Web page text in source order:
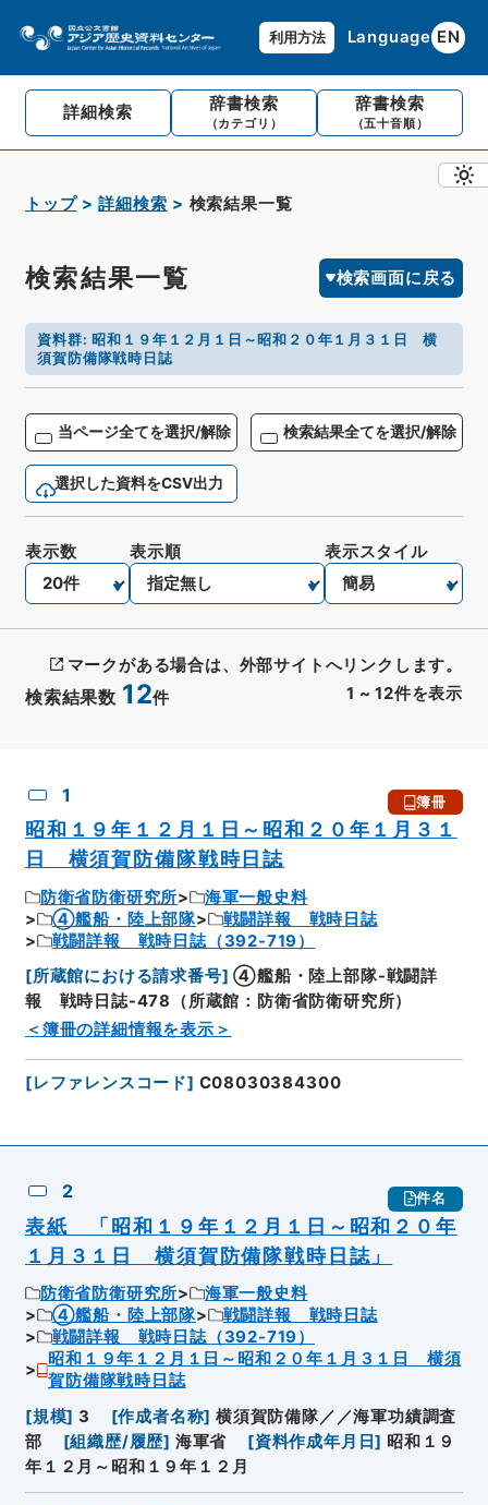
利用方法 Language EN
詳細検索 辞書検索
（カテゴリ）
辞書検索
（五十音順）
トップ 詳細検索 検索結果一覧
検索結果一覧 検索画面に戻る
資料群: 昭和１９年１２月１日～昭和２０年１月３１日 横
須賀防備隊戦時日誌
当ページ全てを選択/解除 検索結果全てを選択/解除
選択した資料をCSV出力
検索結果数 12件 1 ~ 12件を表示
表示数 表示順 表示スタイル
マークがある場合は、外部サイトへリンクします。
1 簿冊
昭和１９年１２月１日～昭和２０年１月３１
日 横須賀防備隊戦時日誌
防衛省防衛研究所
海軍一般史料
④艦船・陸上部隊
戦闘詳報 戦時日誌
戦闘詳報 戦時日誌（392-719）
[所蔵館における請求番号] ④艦船・陸上部隊-戦闘詳
報 戦時日誌-478（所蔵館：防衛省防衛研究所）
＜簿冊の詳細情報を表示＞
[レファレンスコード] C08030384300
2 件名
表紙 「昭和１９年１２月１日～昭和２０年
１月３１日 横須賀防備隊戦時日誌」
防衛省防衛研究所
海軍一般史料
④艦船・陸上部隊
戦闘詳報 戦時日誌
戦闘詳報 戦時日誌（392-719）
昭和１９年１２月１日～昭和２０年１月３１日 横須
賀防備隊戦時日誌
[規模] 3 [作成者名称] 横須賀防備隊／／海軍功績調査
部
[組織歴/履歴] 海軍省 [資料作成年月日] 昭和１９
年１２月～昭和１９年１２月